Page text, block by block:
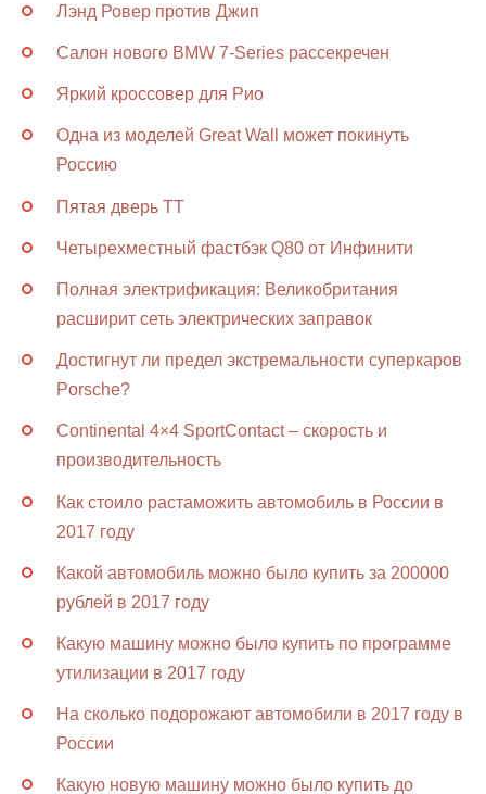
Лэнд Ровер против Джип
Салон нового BMW 7-Series рассекречен
Яркий кроссовер для Рио
Одна из моделей Great Wall может покинуть
Россию
Пятая дверь ТТ
Четырехместный фастбэк Q80 от Инфинити
Полная электрификация: Великобритания
расширит сеть электрических заправок
Достигнут ли предел экстремальности суперкаров
Porsche?
Continental 4×4 SportContact – скорость и
производительность
Как стоило растаможить автомобиль в России в
2017 году
Какой автомобиль можно было купить за 200000
рублей в 2017 году
Какую машину можно было купить по программе
утилизации в 2017 году
На сколько подорожают автомобили в 2017 году в
России
Какую новую машину можно было купить до